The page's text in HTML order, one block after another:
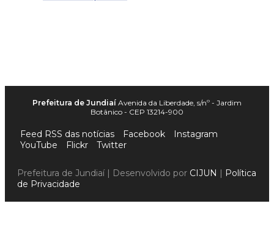
Prefeitura de Jundiaí Avenida da Liberdade, s/nº - Jardim
Botânico - CEP 13214-900
Feed RSS das notícias Facebook
Instagram
YouTube
Flickr Twitter
Prefeitura de Jundiaí | Desenvolvido por CIJUN | Política
de Privacidade